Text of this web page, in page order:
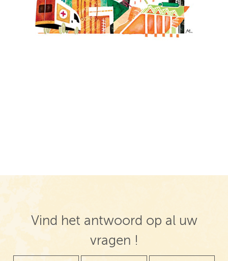
Vind het antwoord op al uw
vragen !